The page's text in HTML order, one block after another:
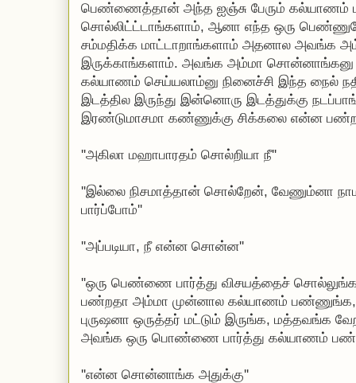
பெண்ணைத்தான் அந்த ஐஞ்சு பேரும் கல்யாணம்
சொல்லிட்ட்டாங்களாம், ஆனா எந்த ஒரு
சம்மதிக்க மாட்டாறாங்களாம் அதனால அவங்க
இருக்காங்களாம். அவங்க அம்மா சொன்னாங்கனு
கல்யாணம் செய்யலாம்னு நினைச்சி இந்த நைல்
இடத்தில இருந்து இன்னொரு இடத்துக்கு
இரண்டுமாசமா கண்ணுக்கு சிக்கலை என்ன
''அகிலா மஹாபாரதம் சொல்றியா நீ''
''இல்லை நிசமாத்தான் சொல்றேன், வேணும்னா
பார்ப்போம்''
''அப்படியா, நீ என்ன சொன்ன''
''ஒரு பெண்ணை பார்த்து விசயத்தைச்
பண்றதா அம்மா முன்னால கல்யாணம்
புருஷனா ஒருத்தர் மட்டும் இருங்க, மத்தவங்க
அவங்க ஒரு பொண்ணை பார்த்து கல்யாணம்
''என்ன சொன்னாங்க அதுக்கு''